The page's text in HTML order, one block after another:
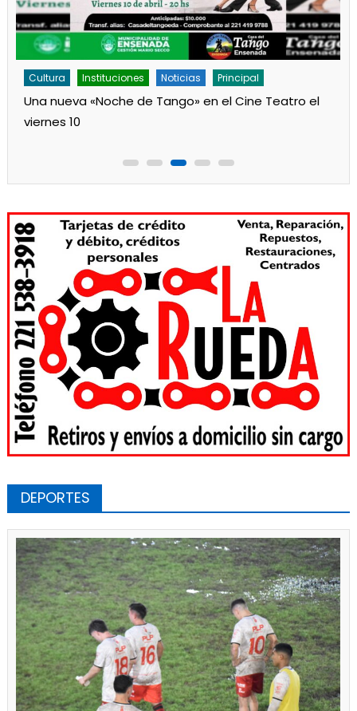
Cultura Instituciones Noticias Principal
Una nueva «Noche de Tango» en el Cine Teatro el
viernes 10
DEPORTES